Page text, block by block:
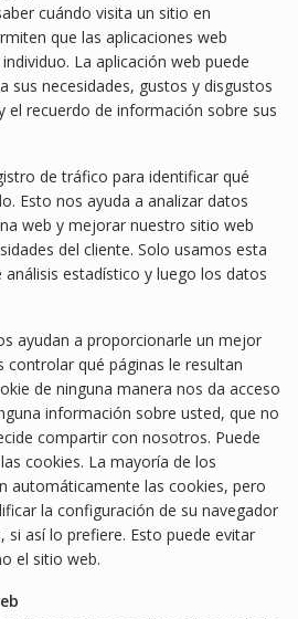
cuándo visita un sitio en
que las aplicaciones web
La aplicación web puede
sus necesidades, gustos y disgustos
el recuerdo de información sobre sus
de tráfico para identificar qué
Esto nos ayuda a analizar datos
web y mejorar nuestro sitio web
del cliente. Solo usamos esta
estadístico y luego los datos
ayudan a proporcionarle un mejor
qué páginas le resultan
de ninguna manera nos da acceso
información sobre usted, que no
compartir con nosotros. Puede
cookies. La mayoría de los
automáticamente las cookies, pero
la configuración de su navegador
si así lo prefiere. Esto puede evitar
el sitio web.